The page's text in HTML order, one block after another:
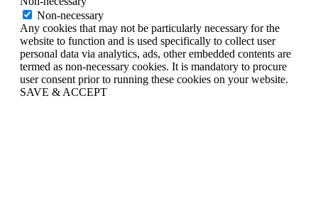
Non-necessary
Any cookies that may not be particularly necessary for the
website to function and is used specifically to collect user
personal data via analytics, ads, other embedded contents are
termed as non-necessary cookies. It is mandatory to procure
user consent prior to running these cookies on your website.
SAVE & ACCEPT